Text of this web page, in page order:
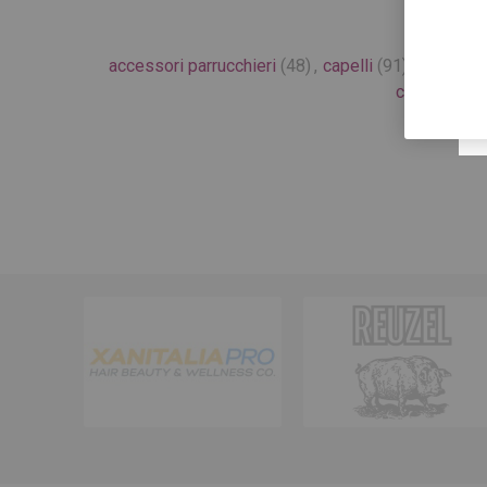
accessori parrucchieri (48) , capelli (91)
chignon